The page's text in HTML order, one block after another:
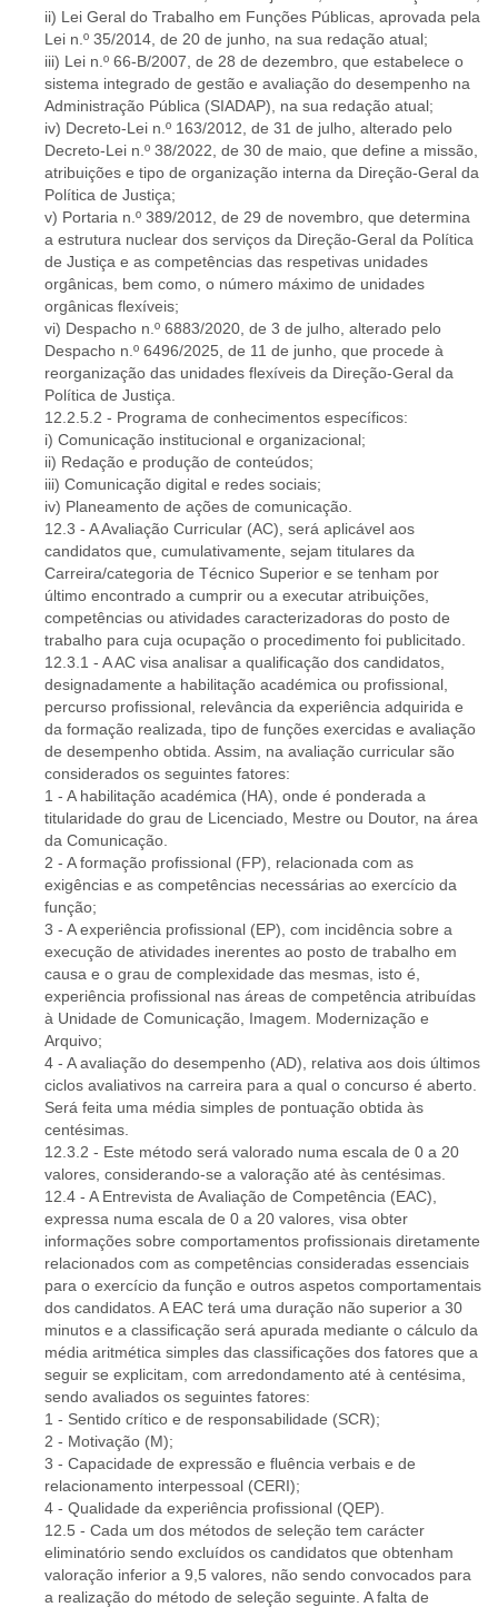
ii) Lei Geral do Trabalho em Funções Públicas, aprovada pela
Lei n.º 35/2014, de 20 de junho, na sua redação atual;
iii) Lei n.º 66-B/2007, de 28 de dezembro, que estabelece o
sistema integrado de gestão e avaliação do desempenho na
Administração Pública (SIADAP), na sua redação atual;
iv) Decreto-Lei n.º 163/2012, de 31 de julho, alterado pelo
Decreto-Lei n.º 38/2022, de 30 de maio, que define a missão,
atribuições e tipo de organização interna da Direção-Geral da
Política de Justiça;
v) Portaria n.º 389/2012, de 29 de novembro, que determina
a estrutura nuclear dos serviços da Direção-Geral da Política
de Justiça e as competências das respetivas unidades
orgânicas, bem como, o número máximo de unidades
orgânicas flexíveis;
vi) Despacho n.º 6883/2020, de 3 de julho, alterado pelo
Despacho n.º 6496/2025, de 11 de junho, que procede à
reorganização das unidades flexíveis da Direção-Geral da
Política de Justiça.
12.2.5.2 - Programa de conhecimentos específicos:
i) Comunicação institucional e organizacional;
ii) Redação e produção de conteúdos;
iii) Comunicação digital e redes sociais;
iv) Planeamento de ações de comunicação.
12.3 - A Avaliação Curricular (AC), será aplicável aos
candidatos que, cumulativamente, sejam titulares da
Carreira/categoria de Técnico Superior e se tenham por
último encontrado a cumprir ou a executar atribuições,
competências ou atividades caracterizadoras do posto de
trabalho para cuja ocupação o procedimento foi publicitado.
12.3.1 - A AC visa analisar a qualificação dos candidatos,
designadamente a habilitação académica ou profissional,
percurso profissional, relevância da experiência adquirida e
da formação realizada, tipo de funções exercidas e avaliação
de desempenho obtida. Assim, na avaliação curricular são
considerados os seguintes fatores:
1 - A habilitação académica (HA), onde é ponderada a
titularidade do grau de Licenciado, Mestre ou Doutor, na área
da Comunicação.
2 - A formação profissional (FP), relacionada com as
exigências e as competências necessárias ao exercício da
função;
3 - A experiência profissional (EP), com incidência sobre a
execução de atividades inerentes ao posto de trabalho em
causa e o grau de complexidade das mesmas, isto é,
experiência profissional nas áreas de competência atribuídas
à Unidade de Comunicação, Imagem. Modernização e
Arquivo;
4 - A avaliação do desempenho (AD), relativa aos dois últimos
ciclos avaliativos na carreira para a qual o concurso é aberto.
Será feita uma média simples de pontuação obtida às
centésimas.
12.3.2 - Este método será valorado numa escala de 0 a 20
valores, considerando-se a valoração até às centésimas.
12.4 - A Entrevista de Avaliação de Competência (EAC),
expressa numa escala de 0 a 20 valores, visa obter
informações sobre comportamentos profissionais diretamente
relacionados com as competências consideradas essenciais
para o exercício da função e outros aspetos comportamentais
dos candidatos. A EAC terá uma duração não superior a 30
minutos e a classificação será apurada mediante o cálculo da
média aritmética simples das classificações dos fatores que a
seguir se explicitam, com arredondamento até à centésima,
sendo avaliados os seguintes fatores:
1 - Sentido crítico e de responsabilidade (SCR);
2 - Motivação (M);
3 - Capacidade de expressão e fluência verbais e de
relacionamento interpessoal (CERI);
4 - Qualidade da experiência profissional (QEP).
12.5 - Cada um dos métodos de seleção tem carácter
eliminatório sendo excluídos os candidatos que obtenham
valoração inferior a 9,5 valores, não sendo convocados para
a realização do método de seleção seguinte. A falta de